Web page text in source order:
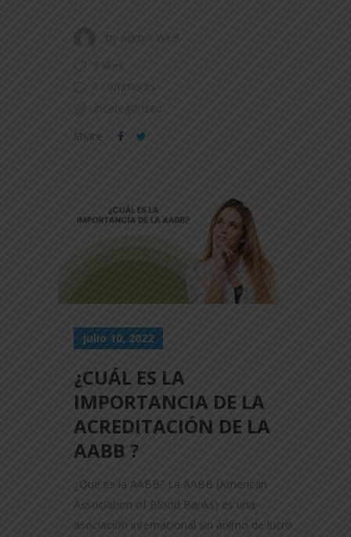
by Admin WEB
7 likes
0 comments
uncategorized
Share
julio 10, 2022
¿CUÁL ES LA
IMPORTANCIA DE LA
ACREDITACIÓN DE LA
AABB ?
¿Qué es la AABB? La AABB (American
Association of Blood Banks) es una
asociación internacional sin ánimo de lucro